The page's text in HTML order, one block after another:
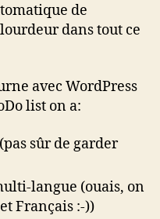
de
dans tout ce
avec WordPress
list on a:
sûr de garder
langue (ouais, on
Français :-))